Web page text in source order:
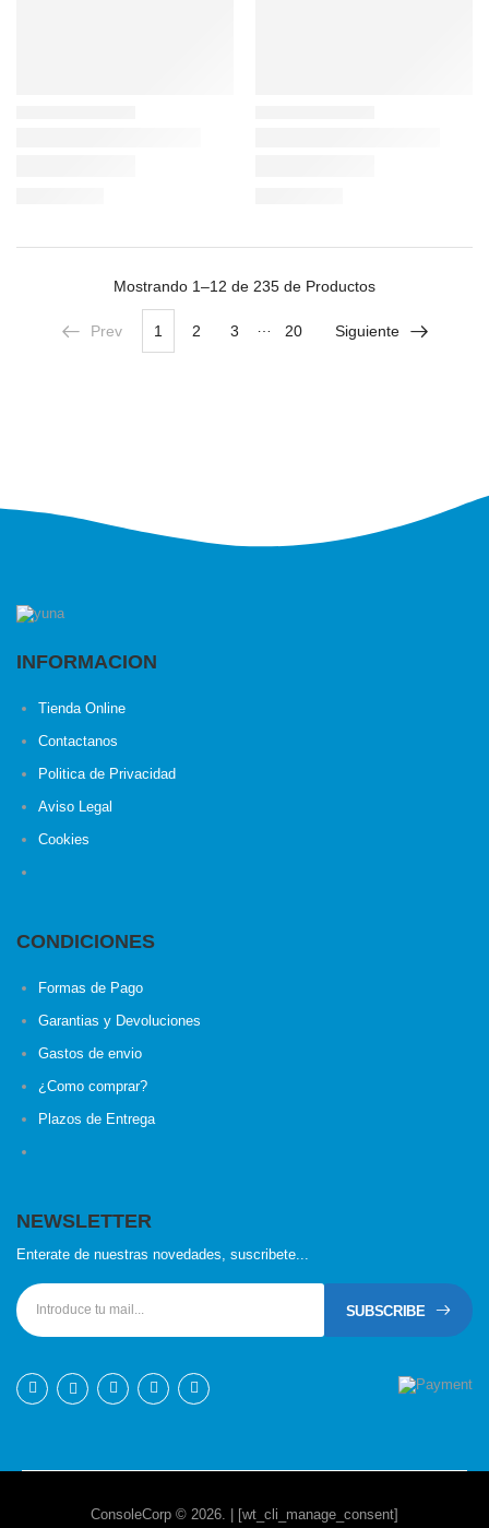
Mostrando 1–12 de 235 de Productos
Prev 1 2 3 20 Siguiente
INFORMACION
Tienda Online
Contactanos
Politica de Privacidad
Aviso Legal
Cookies
CONDICIONES
Formas de Pago
Garantias y Devoluciones
Gastos de envio
¿Como comprar?
Plazos de Entrega
NEWSLETTER
Enterate de nuestras novedades, suscribete...
SUBSCRIBE
ConsoleCorp © 2026. | [wt_cli_manage_consent]